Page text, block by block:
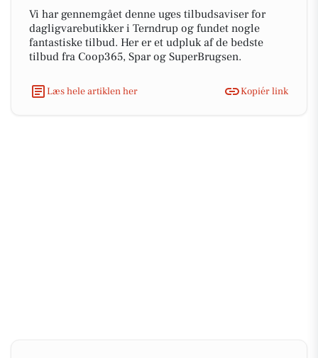
Vi har gennemgået denne uges tilbudsaviser for
dagligvarebutikker i Terndrup og fundet nogle
fantastiske tilbud. Her er et udpluk af de bedste
tilbud fra Coop365, Spar og SuperBrugsen.
Læs hele artiklen her Kopiér link